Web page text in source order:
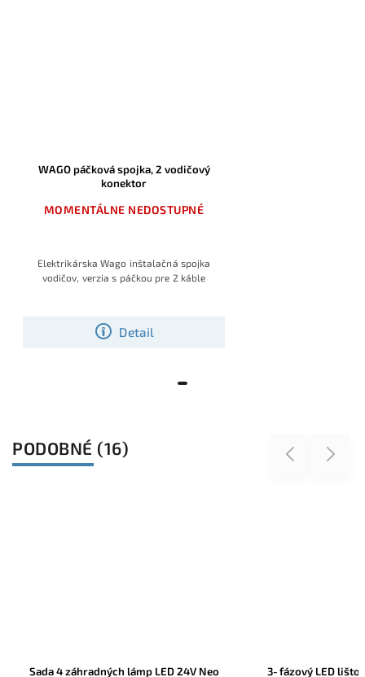
WAGO páčková spojka, 2 vodičový
konektor
MOMENTÁLNE NEDOSTUPNÉ
Detail
Elektrikárska Wago inštalačná spojka
vodičov, verzia s páčkou pre 2 káble
PODOBNÉ (16) Previous
3‑fázový LED lištový reflektor Pulso
AQULed CREE
Next